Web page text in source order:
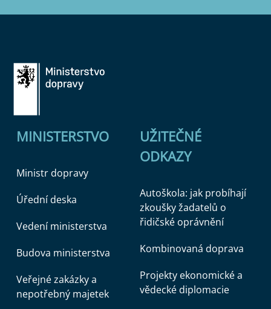
MINISTERSTVO
Ministr dopravy
Úřední deska
Vedení ministerstva
Budova ministerstva
Veřejné zakázky a
nepotřebný majetek
UŽITEČNÉ
ODKAZY
Autoškola: jak probíhají
zkoušky žadatelů o
řidičské oprávnění
Kombinovaná doprava
Projekty ekonomické a
vědecké diplomacie